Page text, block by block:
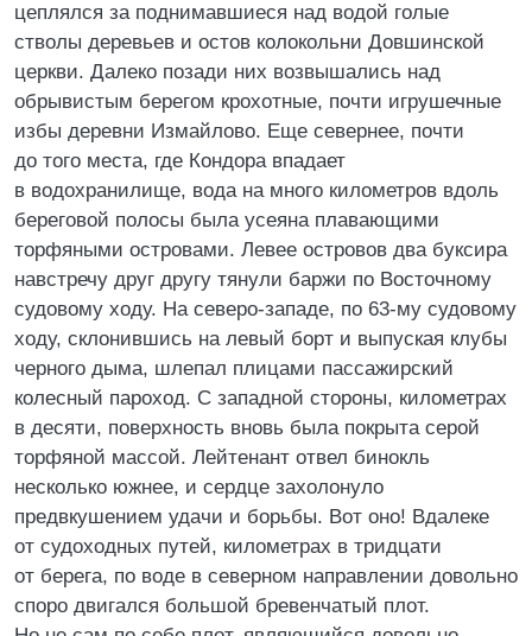
цеплялся за поднимавшиеся над водой голые
стволы деревьев и остов колокольни Довшинской
церкви. Далеко позади них возвышались над
обрывистым берегом крохотные, почти игрушечные
избы деревни Измайлово. Еще севернее, почти
до того места, где Кондора впадает
в водохранилище, вода на много километров вдоль
береговой полосы была усеяна плавающими
торфяными островами. Левее островов два буксира
навстречу друг другу тянули баржи по Восточному
судовому ходу. На северо-западе, по 63-му судовому
ходу, склонившись на левый борт и выпуская клубы
черного дыма, шлепал плицами пассажирский
колесный пароход. С западной стороны, километрах
в десяти, поверхность вновь была покрыта серой
торфяной массой. Лейтенант отвел бинокль
несколько южнее, и сердце захолонуло
предвкушением удачи и борьбы. Вот оно! Вдалеке
от судоходных путей, километрах в тридцати
от берега, по воде в северном направлении довольно
споро двигался большой бревенчатый плот.